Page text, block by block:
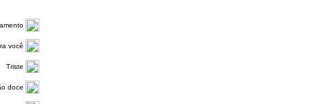
você
Triste
doce